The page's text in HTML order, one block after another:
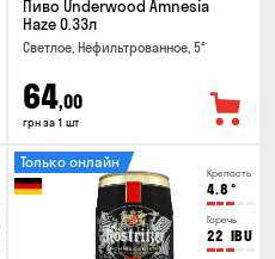
Пиво Underwood Amnesia
Haze 0.33л
Светлое, Нефильтрованное, 5°
64,00
грн за 1 шт
Крепость
4.8 °
Горечь
22 IBU
Только онлайн